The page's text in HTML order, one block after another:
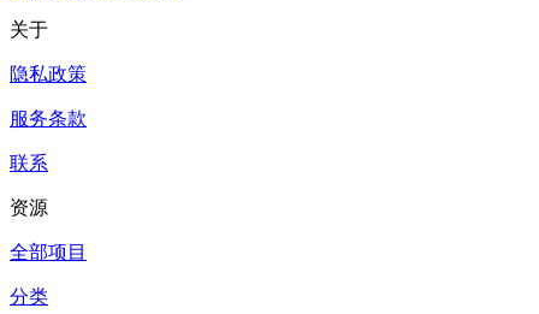
关于
隐私政策
服务条款
联系
资源
全部项目
分类